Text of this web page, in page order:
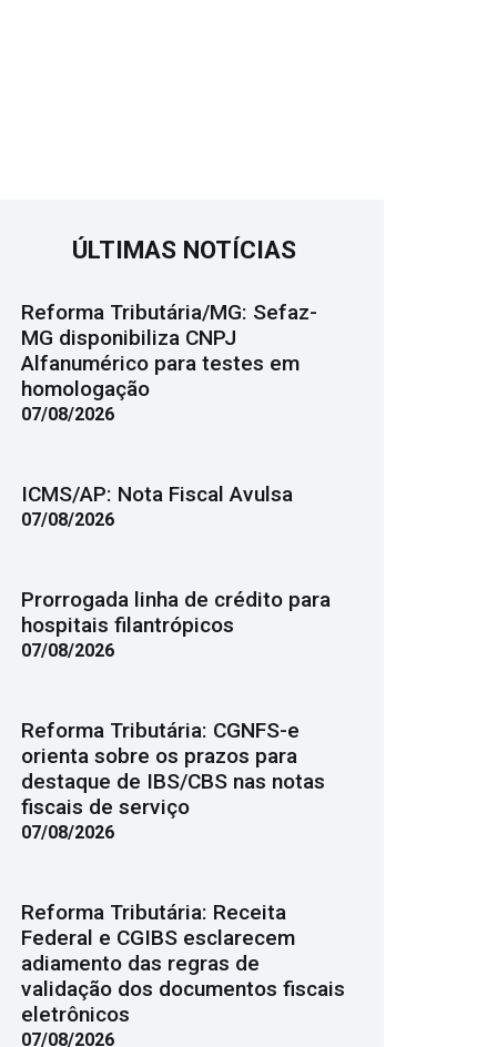
ÚLTIMAS NOTÍCIAS
Reforma Tributária/MG: Sefaz-
MG disponibiliza CNPJ
Alfanumérico para testes em
homologação
07/08/2026
ICMS/AP: Nota Fiscal Avulsa
07/08/2026
Prorrogada linha de crédito para
hospitais filantrópicos
07/08/2026
Reforma Tributária: CGNFS-e
orienta sobre os prazos para
destaque de IBS/CBS nas notas
fiscais de serviço
07/08/2026
Reforma Tributária: Receita
Federal e CGIBS esclarecem
adiamento das regras de
validação dos documentos fiscais
eletrônicos
07/08/2026